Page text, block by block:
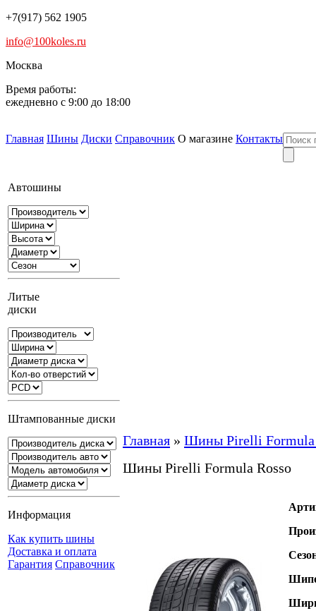
+7(917) 562 1905
info@100koles.ru
Москва
Время работы:
ежедневно с 9:00 до 18:00
Главная Шины Диски Справочник О магазине Контакты
Автошины
Литые
диски
Штампованные диски
Информация
Как купить шины
Доставка и оплата
Гарантия Справочник
Главная » Шины Pirelli Formula
Шины Pirelli Formula Rosso